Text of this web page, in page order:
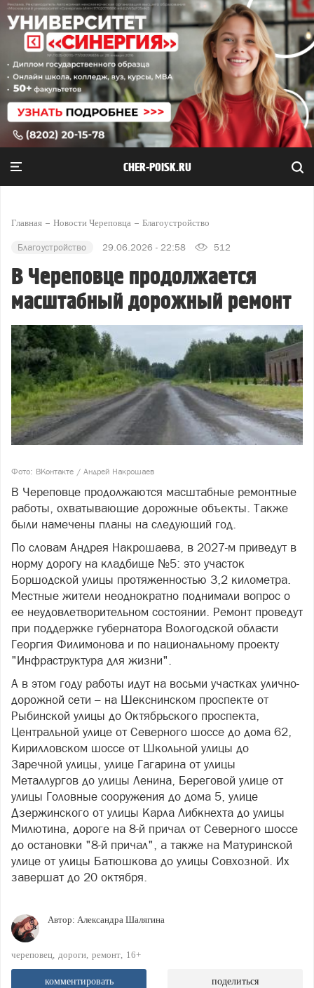
CHER-POISK.RU
Главная Новости Череповца Благоустройство
Благоустройство 29.06.2026 - 22:58 512
В Череповце продолжается
масштабный дорожный ремонт
Фото: ВКонтакте / Андрей Накрошаев
В Череповце продолжаются масштабные ремонтные
работы, охватывающие дорожные объекты. Также
были намечены планы на следующий год.
По словам Андрея Накрошаева, в 2027-м приведут в
норму дорогу на кладбище №5: это участок
Боршодской улицы протяженностью 3,2 километра.
Местные жители неоднократно поднимали вопрос о
ее неудовлетворительном состоянии. Ремонт проведут
при поддержке губернатора Вологодской области
Георгия Филимонова и по национальному проекту
"Инфраструктура для жизни".
А в этом году работы идут на восьми участках улично-
дорожной сети – на Шекснинском проспекте от
Рыбинской улицы до Октябрьского проспекта,
Центральной улице от Северного шоссе до дома 62,
Кирилловском шоссе от Школьной улицы до
Заречной улицы, улице Гагарина от улицы
Металлургов до улицы Ленина, Береговой улице от
улицы Головные сооружения до дома 5, улице
Дзержинского от улицы Карла Либкнехта до улицы
Милютина, дороге на 8-й причал от Северного шоссе
до остановки "8-й причал", а также на Матуринской
улице от улицы Батюшкова до улицы Совхозной. Их
завершат до 20 октября.
Автор: Александра Шалягина
череповец дороги ремонт 16+
комментировать поделиться